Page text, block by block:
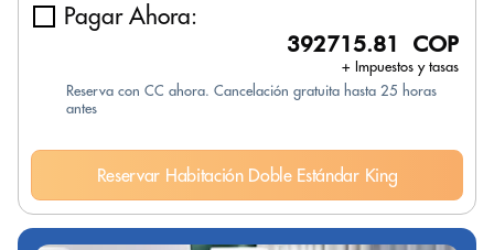
Pagar Ahora:
392715.81 COP
+ Impuestos y tasas
Reserva con CC ahora. Cancelación gratuita hasta 25 horas
antes
Reservar Habitación Doble Estándar King